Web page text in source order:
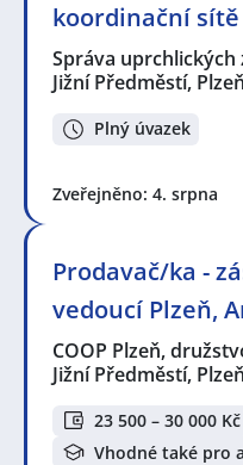
koordinační sítě
Správa
Jižní Předměstí, Plzeň
Plný úvazek
Zveřejněno: 4. srpna
Prodavač/ka -
vedoucí Plzeň,
COOP Plzeň,
Jižní Předměstí, Plzeň
23 500 – 30 000 Kč
Vhodné také pro